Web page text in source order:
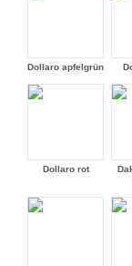
Dollaro apfelgrün
Dollaro rot